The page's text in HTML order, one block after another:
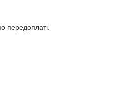
передоплаті.